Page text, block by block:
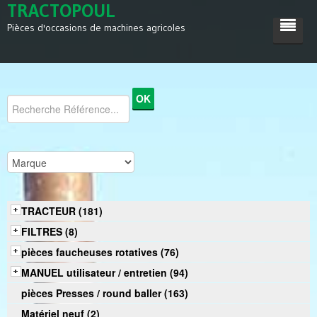
TRACTOPOUL
Pièces d'occasions de machines agricoles
TRACTEUR (181)
FILTRES (8)
pièces faucheuses rotatives (76)
MANUEL utilisateur / entretien (94)
pièces Presses / round baller (163)
Matériel neuf (2)
TRACTEUR
DIVERS
SATISFACTIONS
CONTACT